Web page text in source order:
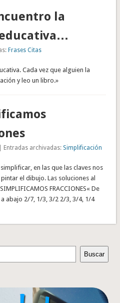
la
Frases Citas
Cada vez que alguien la
y leo un libro.»
| Entradas archivadas: Simplificación
en las que las claves nos
el dibujo. Las soluciones al
FRACCIONES« De
abajo 2/7, 1/3, 3/2 2/3, 3/4, 1/4
Buscar